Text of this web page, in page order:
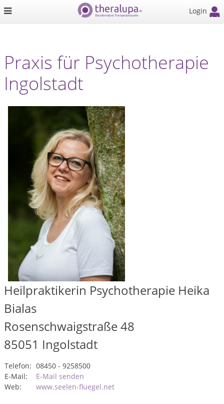
Login
Praxis für Psychotherapie
Ingolstadt
Heilpraktikerin Psychotherapie Heika
Bialas
Rosenschwaigstraße 48
85051 Ingolstadt
Telefon: 08450 - 9258500
E-Mail:
E-Mail senden
Web:
www.seelen-fluegel.net